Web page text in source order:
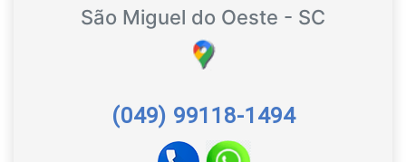
São Miguel do Oeste - SC
(049) 99118-1494